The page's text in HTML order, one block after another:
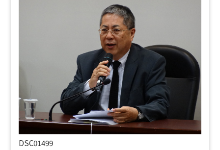
DSC01499